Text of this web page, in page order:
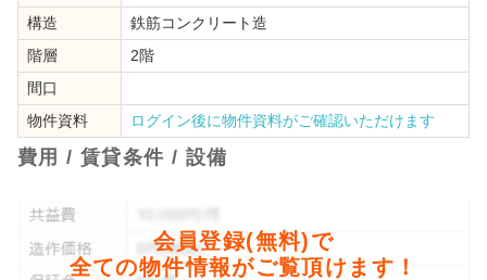
構造
鉄筋コンクリート造
階層
2階
間口
物件資料
ログイン後に物件資料がご確認いただけます
費用 / 賃貸条件 / 設備
会員登録(無料)で
全ての物件情報がご覧頂けます！